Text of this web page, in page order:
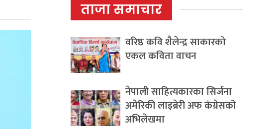
ताजा समाचार
वरिष्ठ कवि शैलेन्द्र साकारको
एकल कविता वाचन
नेपाली साहित्यकारका सिर्जना
अमेरिकी लाइब्रेरी अफ कंग्रेसको
अभिलेखमा